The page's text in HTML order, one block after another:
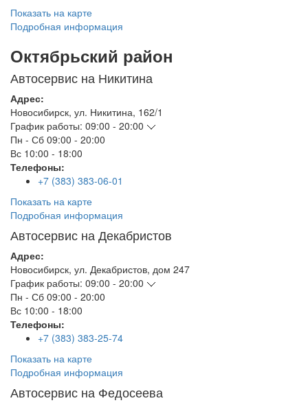
Показать на карте
Подробная информация
Октябрьский район
Автосервис на Никитина
Адрес:
Новосибирск, ул. Никитина, 162/1
График работы: 09:00 - 20:00
Пн - Сб 09:00 - 20:00
Вс 10:00 - 18:00
Телефоны:
+7 (383) 383-06-01
Показать на карте
Подробная информация
Автосервис на Декабристов
Адрес:
Новосибирск, ул. Декабристов, дом 247
График работы: 09:00 - 20:00
Пн - Сб 09:00 - 20:00
Вс 10:00 - 18:00
Телефоны:
+7 (383) 383-25-74
Показать на карте
Подробная информация
Автосервис на Федосеева